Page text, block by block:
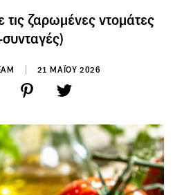
τις ζαρωμένες ντομάτες
21 ΜΑΪΟΥ 2026